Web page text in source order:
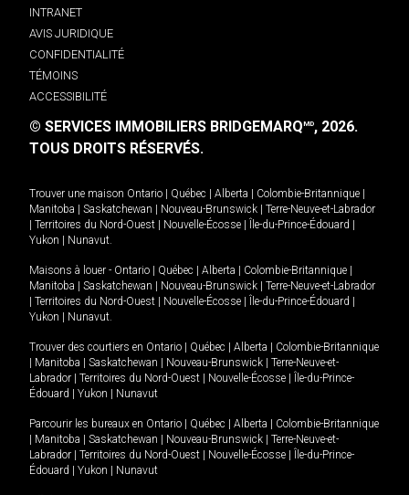
INTRANET
AVIS JURIDIQUE
CONFIDENTIALITÉ
TÉMOINS
ACCESSIBILITÉ
© SERVICES IMMOBILIERS BRIDGEMARQMD, 2026.
TOUS DROITS RÉSERVÉS.
Trouver une maison Ontario Québec Alberta Colombie-Britannique
Manitoba
Saskatchewan Nouveau-Brunswick
Terre-Neuve-et-Labrador
Territoires du Nord-Ouest Nouvelle-Écosse Île-du-Prince-Édouard
Yukon
Nunavut.
Maisons à louer - Ontario Québec Alberta Colombie-Britannique
Manitoba
Saskatchewan Nouveau-Brunswick
Terre-Neuve-et-Labrador
Territoires du Nord-Ouest Nouvelle-Écosse Île-du-Prince-Édouard
Yukon
Nunavut.
Trouver des courtiers en Ontario Québec Alberta
Colombie-Britannique
Manitoba Saskatchewan Nouveau-Brunswick
Terre-Neuve-et-
Labrador
Territoires du Nord-Ouest Nouvelle-Écosse
Île-du-Prince-
Édouard
Yukon Nunavut
Parcourir les bureaux en Ontario Québec Alberta
Colombie-Britannique
Manitoba Saskatchewan Nouveau-Brunswick
Terre-Neuve-et-
Labrador
Territoires du Nord-Ouest Nouvelle-Écosse
Île-du-Prince-
Édouard
Yukon Nunavut